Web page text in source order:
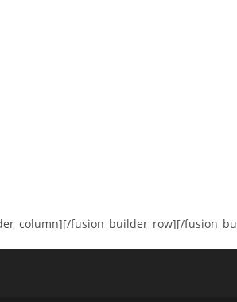
fusion_builder_row][/